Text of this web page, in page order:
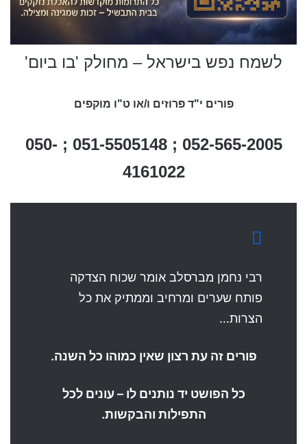
לשמח נפש בישראל – מחולק 'בו ביום'
פורים י"ד פרוזים ו/או ט"ו מוקפים
052-565-2005 ; 051-5505148 ; 050-
4161022
רבי נחמן מברסלב אומר שכוח הצדקה
פותח שערים ומרחיב וממתיק את כל
הצרות…
פורים זה עת רצון שאין כמוהו כל השנה.
כל הפושט יד נותנים לו – עונים לכל
התפילות והבקשות.